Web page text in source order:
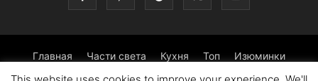
Главная Части света Кухня Топ Изюминки